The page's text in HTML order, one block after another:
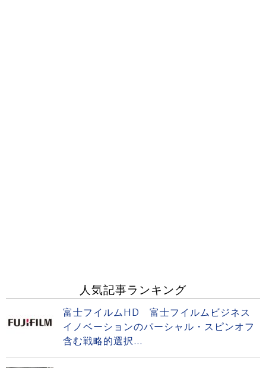
人気記事ランキング
富士フイルムHD 富士フイルムビジネス
イノベーションのパーシャル・スピンオフ
含む戦略的選択...